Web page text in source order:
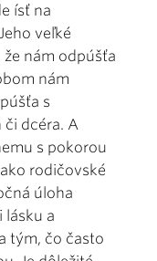
ísť na
veľké
nám odpúšťa
nám
s
či dcéra. A
s pokorou
rodičovské
úloha
lásku a
tým, čo často